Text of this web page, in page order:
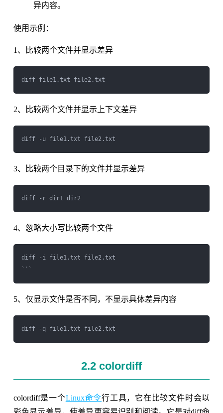
异内容。
使用示例：
1、比较两个文件并显示差异
2、比较两个文件并显示上下文差异
3、比较两个目录下的文件并显示差异
4、忽略大小写比较两个文件
diff -i file1.txt file2.txt
5、仅显示文件是否不同，不显示具体差异内容
2.2 colordiff
colordiff是一个Linux命令行工具，它在比较文件时会以